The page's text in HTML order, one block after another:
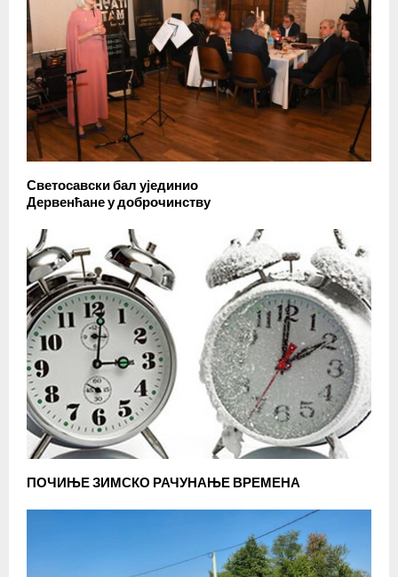
Светосавски бал ујединио
Дервенћане у доброчинству
ПОЧИЊЕ ЗИМСКО РАЧУНАЊЕ ВРЕМЕНА